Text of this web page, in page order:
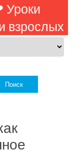
Уроки
взрослых